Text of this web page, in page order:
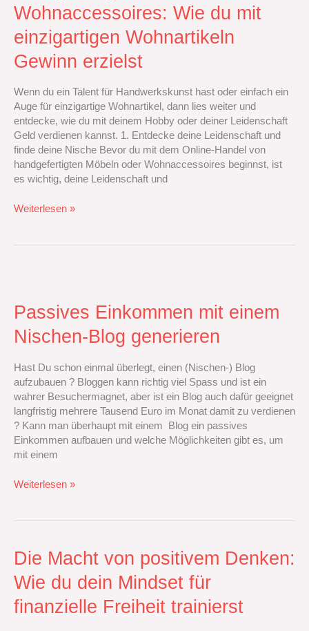
Wohnaccessoires: Wie du mit
einzigartigen Wohnartikeln
Gewinn erzielst
Wenn du ein Talent für Handwerkskunst hast oder einfach ein
Auge für einzigartige Wohnartikel, dann lies weiter und
entdecke, wie du mit deinem Hobby oder deiner Leidenschaft
Geld verdienen kannst. 1. Entdecke deine Leidenschaft und
finde deine Nische Bevor du mit dem Online-Handel von
handgefertigten Möbeln oder Wohnaccessoires beginnst, ist
es wichtig, deine Leidenschaft und
Handels
mit
handgefertigten
Möbeln
Wohnaccessoires:
Wie
du
mit
einzigartigen
Wohnartikeln
Gewinn
Weiterlesen »
Passives Einkommen mit einem
Nischen-Blog generieren
Hast Du schon einmal überlegt, einen (Nischen-) Blog
aufzubauen ? Bloggen kann richtig viel Spass und ist ein
wahrer Besuchermagnet, aber ist ein Blog auch dafür geeignet
langfristig mehrere Tausend Euro im Monat damit zu verdienen
? Kann man überhaupt mit einem Blog ein passives
Einkommen aufbauen und welche Möglichkeiten gibt es, um
mit einem
mit
einem
Nischen-
generieren
Weiterlesen »
Die Macht von positivem Denken:
Wie du dein Mindset für
finanzielle Freiheit trainierst
Die
Macht
von
Denken: